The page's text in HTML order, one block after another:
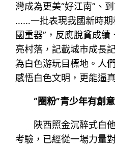
灣成為更美“好江南”、
……一批表現我國新時期
國重器”，反應脫貧成
亮村落，記載城市成長
為白色游玩目標地。人
感悟白色文明，更能逼
“圈粉”青少年有創意
陜西照金沉醉式白
考驗，已經從一場力量